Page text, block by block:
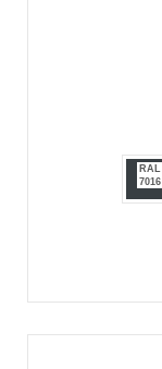
RAL
7016